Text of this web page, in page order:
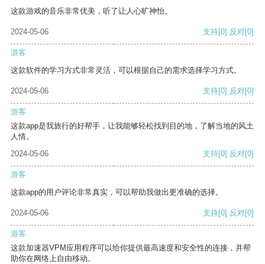
这款游戏的音乐非常优美，听了让人心旷神怡。
2024-05-06 支持[0] 反对[0]
游客
这款软件的学习方式非常灵活，可以根据自己的需求选择学习方式。
2024-05-06 支持[0] 反对[0]
游客
这款app是我旅行的好帮手，让我能够轻松找到目的地，了解当地的风土
人情。
2024-05-06
支持[0] 反对[0]
游客
这款app的用户评论非常真实，可以帮助我做出更准确的选择。
2024-05-06 支持[0] 反对[0]
游客
这款加速器VPM应用程序可以给你提供最高速度和安全性的连接，并帮
助你在网络上自由移动。